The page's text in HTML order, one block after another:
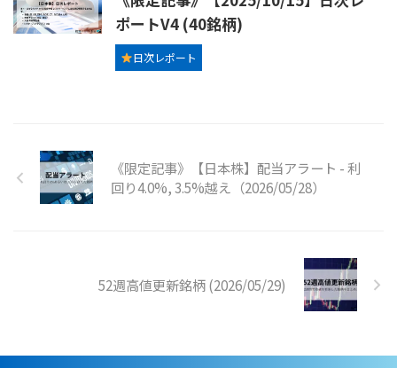
ポートV4 (40銘柄)
日次レポート
《限定記事》【日本株】配当アラート - 利
回り4.0%, 3.5%越え（2026/05/28）
52週高値更新銘柄 (2026/05/29)